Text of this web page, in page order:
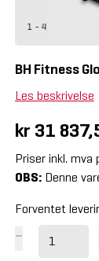
1 - 4
BH Fitness
Les beskrivelse
kr 31
Priser inkl.
OBS:Denne
Forventet